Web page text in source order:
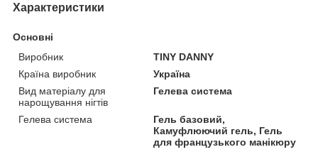
Характеристики
Основні
Виробник
TINY DANNY
Країна виробник
Україна
Вид матеріалу для
нарощування нігтів
Гелева система
Гелева система
Гель базовий,
Камуфлюючий гель, Гель
для французького манікюру